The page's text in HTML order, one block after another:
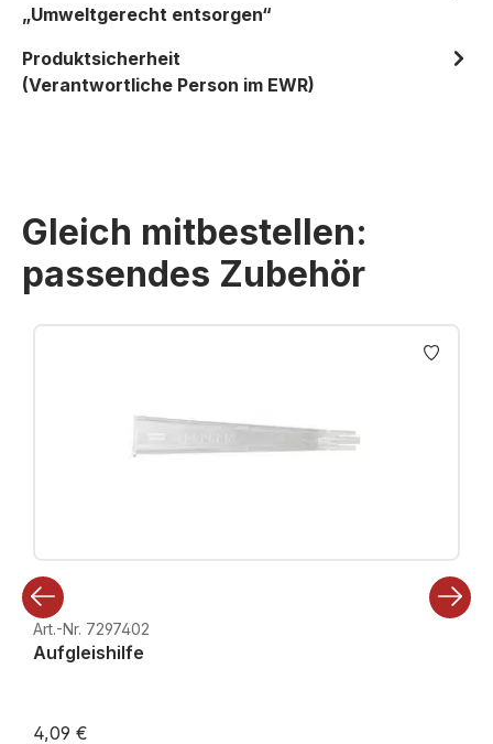
„Umweltgerecht entsorgen“
Produktsicherheit
(Verantwortliche Person im EWR)
Gleich mitbestellen:
passendes Zubehör
Produktgalerie überspringen
Art.-Nr. 7297402
Aufgleishilfe
4,09 €